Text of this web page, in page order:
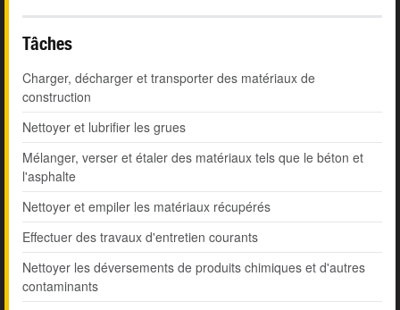
Tâches
Charger, décharger et transporter des matériaux de
construction
Nettoyer et lubrifier les grues
Mélanger, verser et étaler des matériaux tels que le béton et
l'asphalte
Nettoyer et empiler les matériaux récupérés
Effectuer des travaux d'entretien courants
Nettoyer les déversements de produits chimiques et d'autres
contaminants